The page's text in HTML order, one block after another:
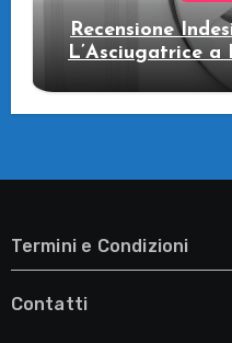
Recensione
L’Asciugatrice
il Tuo
Termini e Condizioni
Contatti